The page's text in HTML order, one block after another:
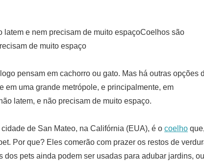
Coelhos são
de muito espaço
pensam em cachorro ou gato. Mas há outras opções
em uma grande metrópole, e principalmente, em
latem, e não precisam de muito espaço.
de San Mateo, na Califórnia (EUA), é o coelho que,
Por que? Eles comerão com prazer os restos de
pets ainda podem ser usadas para adubar jardins, ou